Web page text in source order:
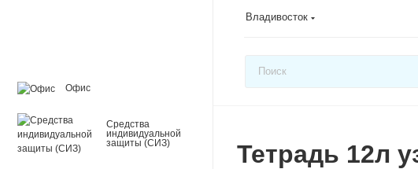
Владивосток
Офис
Средства
индивидуальной
защиты (СИЗ)
Тетрадь 12л